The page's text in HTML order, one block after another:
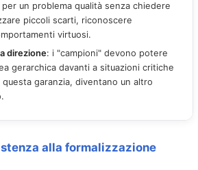
un problema qualità senza chiedere
piccoli scarti, riconoscere
virtuosi.
direzione: i "campioni" devono potere
gerarchica davanti a situazioni critiche
garanzia, diventano un altro
alla formalizzazione